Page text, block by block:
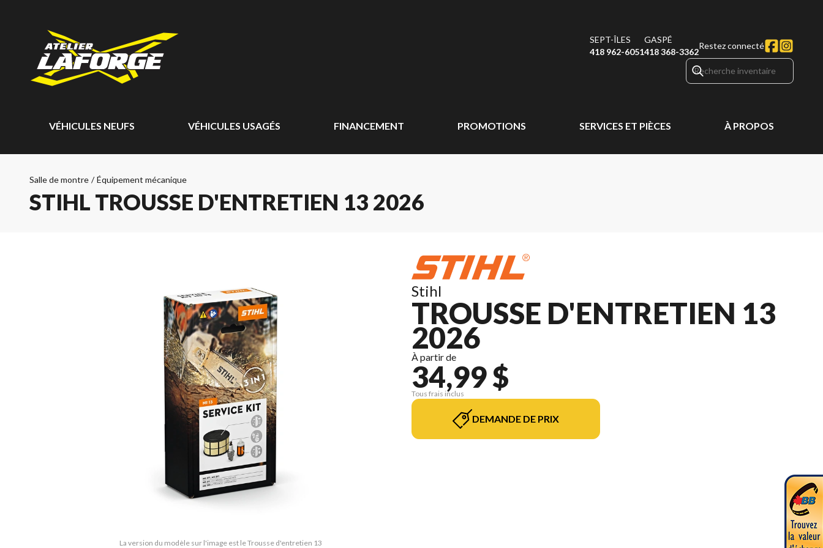
SEPT-ÎLES
418 962-6051
GASPÉ
418 368-3362
Restez connecté
VÉHICULES NEUFS VÉHICULES USAGÉS FINANCEMENT PROMOTIONS SERVICES ET PIÈCES À PROPOS
Salle de montre / Équipement mécanique
STIHL TROUSSE D'ENTRETIEN 13 2026
La version du modèle sur l'image est le Trousse d'entretien 13
Stihl
TROUSSE D'ENTRETIEN 13
2026
À partir de
34,99 $
Tous frais inclus
DEMANDE DE PRIX